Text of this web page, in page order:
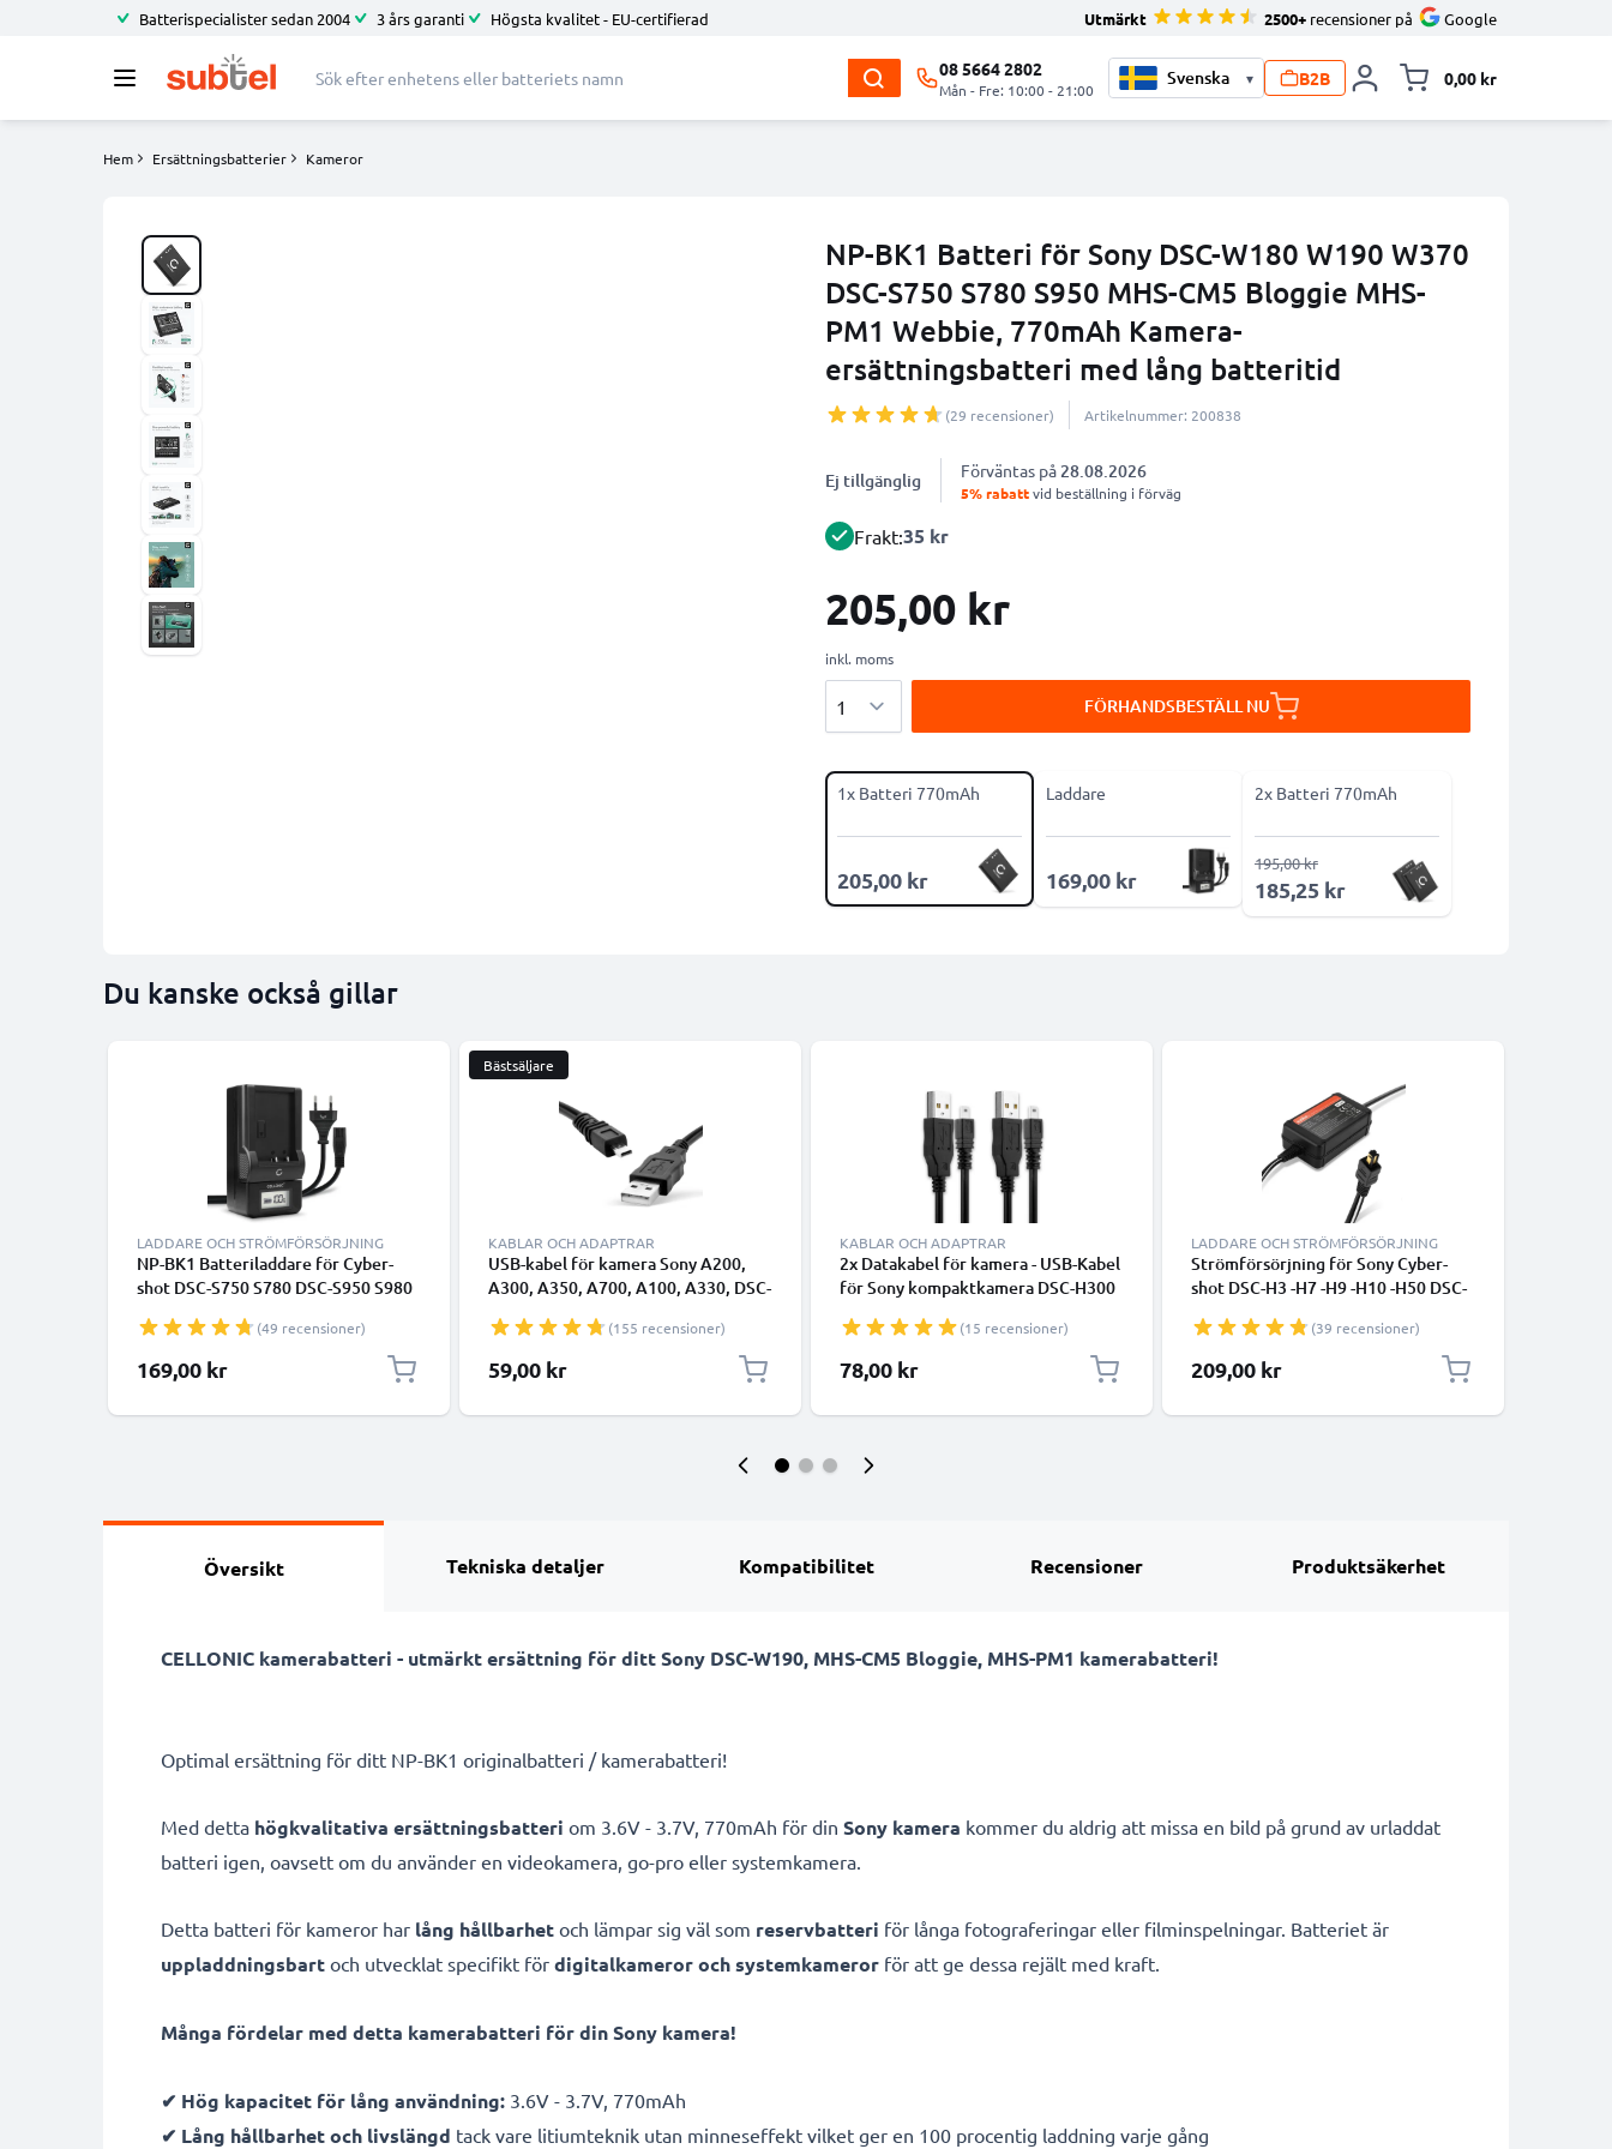
Batterispecialister sedan 2004 3 års garanti Högsta kvalitet - EU-certifierad Utmärkt 2500+ recensioner på Google
08 5664 2802
Mån - Fre: 10:00 - 21:00
▾ B2B 0,00 kr
Hem Ersättningsbatterier Kameror
NP-BK1 Batteri för Sony DSC-W180 W190 W370
DSC-S750 S780 S950 MHS-CM5 Bloggie MHS-
PM1 Webbie, 770mAh Kamera-
ersättningsbatteri med lång batteritid
(29 recensioner) Artikelnummer: 200838
Ej tillgänglig Förväntas på 28.08.2026
5% rabattvid beställning i förväg
Frakt:35 kr
205,00 kr
inkl. moms
FÖRHANDSBESTÄLL NU
1x Batteri 770mAh
205,00 kr
Laddare
169,00 kr
2x Batteri 770mAh
185,25 kr
195,00 kr
Du kanske också gillar
LADDARE OCH STRÖMFÖRSÖRJNING
NP-BK1 Batteriladdare för Cyber-
shot DSC-S750 S780 DSC-S950 S980
CM5 MHS-PM1 MHS-PM5
Kamerabatterier från CELLONIC
(49 recensioner)
169,00 kr
Bästsäljare
KABLAR OCH ADAPTRAR
USB-kabel för kamera Sony A200,
A300, A350, A700, A100, A330, DSC-
2.0, 1,5 m svart PVC data- och
laddningskabel från CELLONIC
(155 recensioner)
59,00 kr
KABLAR OCH ADAPTRAR
2x Datakabel för kamera - USB-Kabel
för Sony kompaktkamera DSC-H300
DSC-W830, DSLR-A900 - 1.5m
Laddningskabel USB Sladd PVC
Datakabel svart
(15 recensioner)
78,00 kr
LADDARE OCH STRÖMFÖRSÖRJNING
Strömförsörjning för Sony Cyber-
shot DSC-H3 -H7 -H9 -H10 -H50 DSC-
P200 DSC-V1 -V3 AC-adapter AC-LS5
DC-koppling – Batteri-Dummy /
Nätdel från subtel
(39 recensioner)
209,00 kr
Översikt Tekniska detaljer Kompatibilitet Recensioner Produktsäkerhet
CELLONIC kamerabatteri - utmärkt ersättning för ditt Sony DSC-W190, MHS-CM5 Bloggie, MHS-PM1 kamerabatteri!
Optimal ersättning för ditt NP-BK1 originalbatteri / kamerabatteri!
Med detta högkvalitativa ersättningsbatteri om 3.6V - 3.7V, 770mAh för din Sony kamera kommer du aldrig att missa en bild på grund av urladdat
batteri igen, oavsett om du använder en videokamera, go-pro eller systemkamera.
Detta batteri för kameror har lång hållbarhet och lämpar sig väl som reservbatteri för långa fotograferingar eller filminspelningar. Batteriet är
uppladdningsbart och utvecklat specifikt för digitalkameror och systemkameror för att ge dessa rejält med kraft.
Många fördelar med detta kamerabatteri för din Sony kamera!
✔ Hög kapacitet för lång användning: 3.6V - 3.7V, 770mAh
✔ Lång hållbarhet och livslängd tack vare litiumteknik utan minneseffekt vilket ger en 100 procentig laddning varje gång